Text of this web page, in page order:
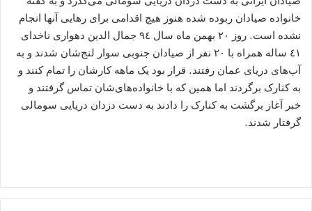
خانواده صیادان ربوده شده هنوز هیچ اقدامی برای رهایی آنها انجام
نشده است. روز ٢٠ بهمن ماه سال ٩٤ جمال الدین دهواری ناخدای
٤١ ساله همراه با ٢٠ نفر از صیادان جنوبی سوار لنج‌شان شدند و به
آب‌های دریای عمان رفتند. قرار بود یک ماهه کارشان را تمام کنند و
به کنارک برگردند اما همین که با خانواده‌های‌شان تماس گرفتند و
خبر آغاز برگشت به کنارک را دادند به دست دزدان دریایی سومالی
گرفتار شدند.